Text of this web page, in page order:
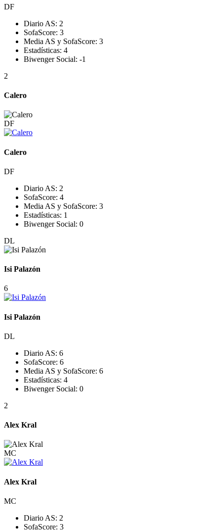
DF
Diario AS: 2
SofaScore: 3
Media AS y SofaScore: 3
Estadísticas: 4
Biwenger Social: -1
2
Calero
DF
Calero
DF
Diario AS: 2
SofaScore: 4
Media AS y SofaScore: 3
Estadísticas: 1
Biwenger Social: 0
DL
Isi Palazón
6
Isi Palazón
DL
Diario AS: 6
SofaScore: 6
Media AS y SofaScore: 6
Estadísticas: 4
Biwenger Social: 0
2
Alex Kral
MC
Alex Kral
MC
Diario AS: 2
SofaScore: 3